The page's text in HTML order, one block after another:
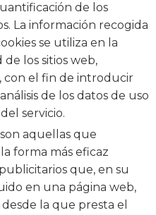
de los
La información recogida
se utiliza en la
los sitios web,
con el fin de introducir
de los datos de uso
servicio.
son aquellas que
forma más eficaz
que, en su
en una página web,
la que presta el